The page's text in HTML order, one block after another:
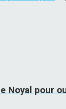
Noyal pour